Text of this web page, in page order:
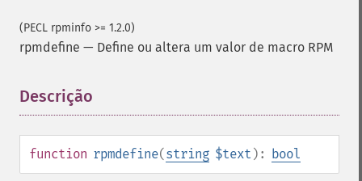
(PECL rpminfo >= 1.2.0)
rpmdefine — Define ou altera um valor de macro RPM
Descrição
function rpmdefine(string $text ): bool